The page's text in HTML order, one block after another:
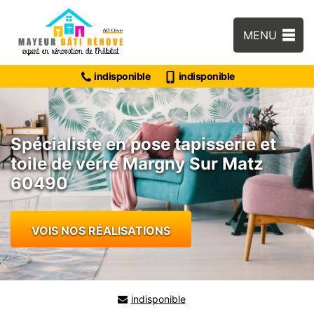
MENU
indisponible indisponible
Spécialiste en pose tapisserie et
toile de verre Margny Sur Matz
60490
VOIS NOS RÉALISATIONS
indisponible